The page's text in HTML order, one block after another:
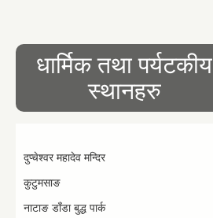
धार्मिक तथा पर्यटकीय
स्थानहरु
दुप्चेश्वर महादेव मन्दिर
कुटुमसाङ
नाटाङ डाँडा बुद्ध पार्क